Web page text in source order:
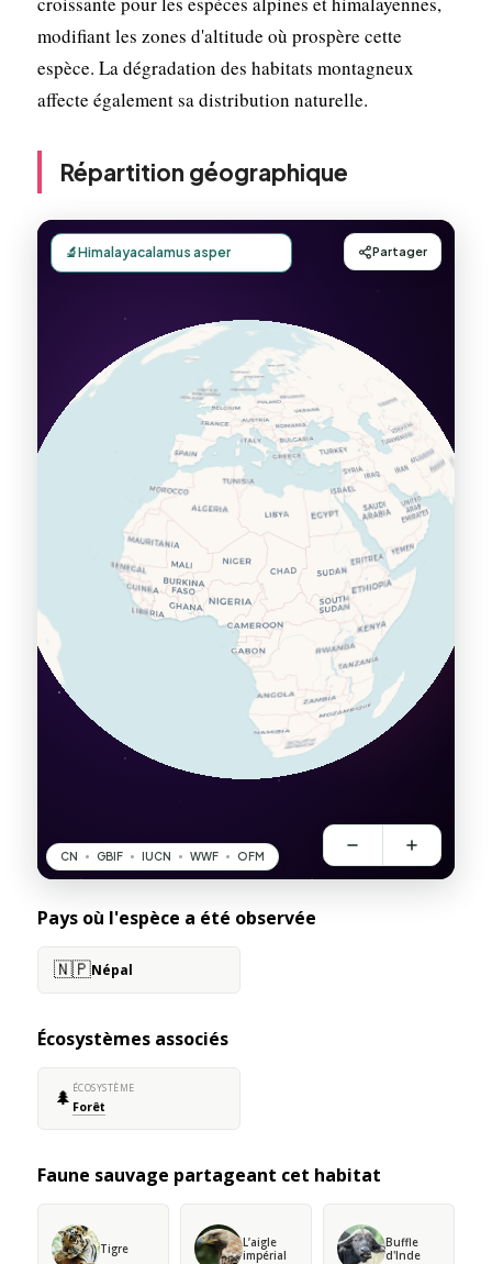
modifiant les zones d'altitude où prospère cette
espèce. La dégradation des habitats montagneux
affecte également sa distribution naturelle.
Répartition géographique
Pays où l'espèce a été observée
🇳🇵Népal
Écosystèmes associés
🌲 ÉCOSYSTÈME
Forêt
Faune sauvage partageant cet habitat
Tigre
L’aigle
impérial
Buffle
d'Inde